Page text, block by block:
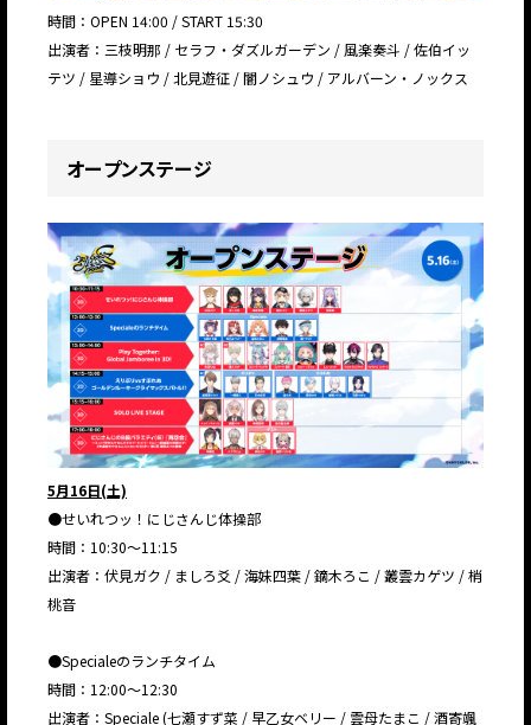
時間：OPEN 14:00 / START 15:30
出演者：三枝明那 / セラフ・ダズルガーデン / 風楽奏斗 / 佐伯イッ
テツ / 星導ショウ / 北見遊征 / 闇ノシュウ / アルバーン・ノックス
オープンステージ
5月16日(土)
●せいれつッ！にじさんじ体操部
時間：10:30～11:15
出演者：伏見ガク / ましろ爻 / 海妹四葉 / 鏑木ろこ / 叢雲カゲツ / 梢
桃音
●Specialeのランチタイム
時間：12:00～12:30
出演者：Speciale (七瀬すず菜 / 早乙女ベリー / 雲母たまこ / 酒寄颯